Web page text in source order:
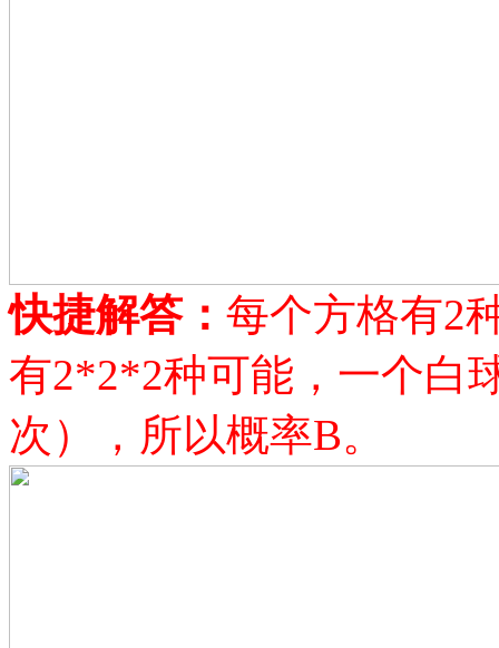
快捷解答： 每个方格有2
有2*2*2种可能，一个白
次），所以概率B。